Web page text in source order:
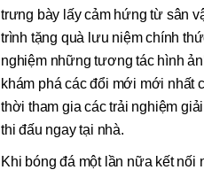
trưng bày lấy cảm hứng từ sân
trình tặng quà lưu niệm chính
nghiệm những tương tác hình
khám phá các đổi mới mới nhất
thời tham gia các trải nghiệm
thi đấu ngay tại nhà.
Khi bóng đá một lần nữa kết